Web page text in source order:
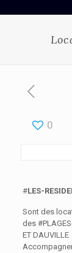
0
#LES-
Sont des
des
ET DAUVILLE